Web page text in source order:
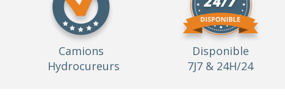
Camions
Hydrocureurs
Disponible
7J7 & 24H/24